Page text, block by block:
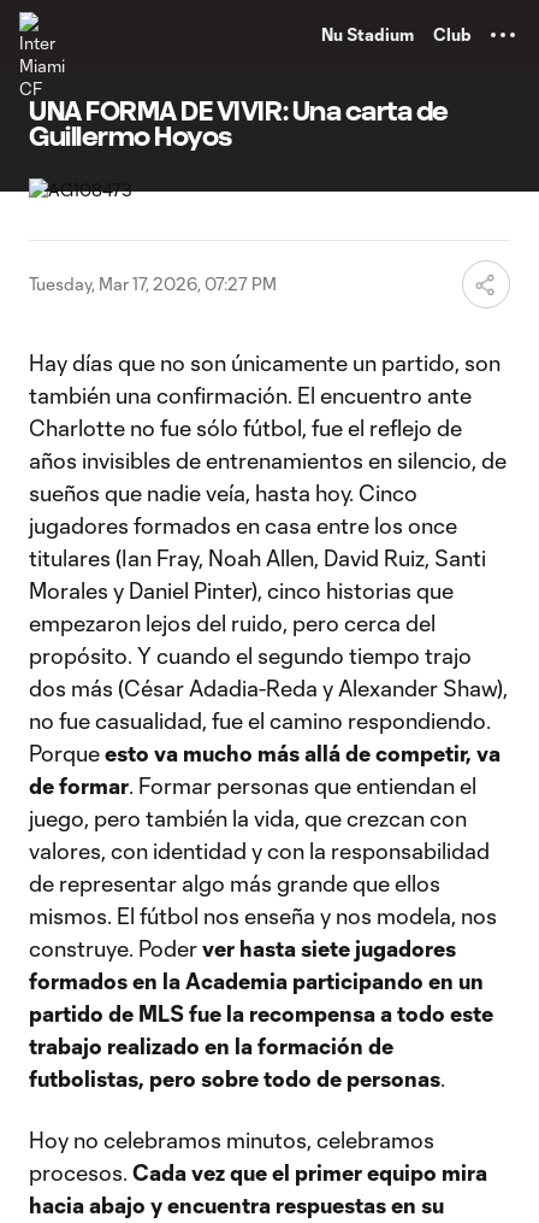
Nu Stadium Club
UNA FORMA DE VIVIR: Una carta de
Guillermo Hoyos
Tuesday, Mar 17, 2026, 07:27 PM
Hay días que no son únicamente un partido, son
también una confirmación. El encuentro ante
Charlotte no fue sólo fútbol, fue el reflejo de
años invisibles de entrenamientos en silencio, de
sueños que nadie veía, hasta hoy. Cinco
jugadores formados en casa entre los once
titulares (Ian Fray, Noah Allen, David Ruiz, Santi
Morales y Daniel Pinter), cinco historias que
empezaron lejos del ruido, pero cerca del
propósito. Y cuando el segundo tiempo trajo
dos más (César Adadia-Reda y Alexander Shaw),
no fue casualidad, fue el camino respondiendo.
Porqueesto va mucho más allá de competir, va
de formar. Formar personas que entiendan el
juego, pero también la vida, que crezcan con
valores, con identidad y con la responsabilidad
de representar algo más grande que ellos
mismos. El fútbol nos enseña y nos modela, nos
construye. Poderver hasta siete jugadores
formados en la Academia participando en un
partido de MLS fue la recompensa a todo este
trabajo realizado en la formación de
futbolistas, pero sobre todo de personas.
Hoy no celebramos minutos, celebramos
procesos. Cada vez que el primer equipo mira
hacia abajo y encuentra respuestas en su